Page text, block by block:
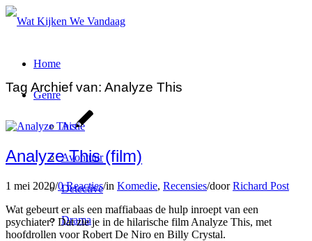
Home
Genre
Actie
Avontuur
Detective
Drama
Tag Archief van: Analyze This
Analyze This (film)
1 mei 2020/0 Reacties/in Komedie, Recensies/doorRichard Post
Wat gebeurt er als een maffiabaas de hulp inroept van een
psychiater? Dat zie je in de hilarische film Analyze This, met
hoofdrollen voor Robert De Niro en Billy Crystal.